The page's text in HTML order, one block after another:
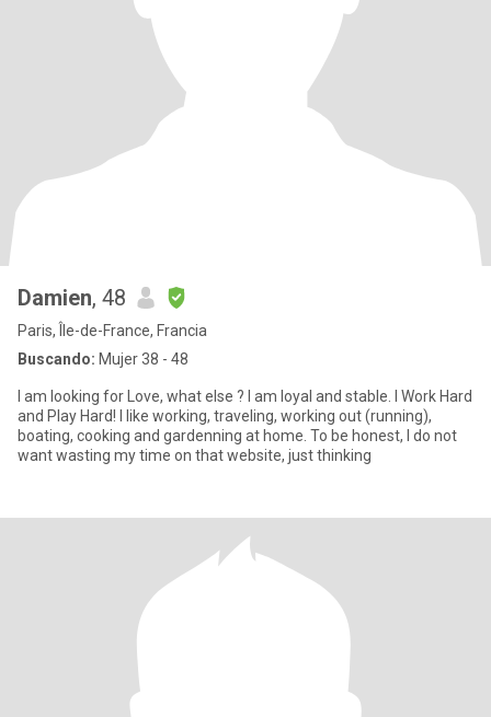
Damien, 48
Paris, Île-de-France, Francia
Buscando: Mujer 38 - 48
I am looking for Love, what else ? I am loyal and stable. I Work Hard
and Play Hard! I like working, traveling, working out (running),
boating, cooking and gardenning at home. To be honest, I do not
want wasting my time on that website, just thinking